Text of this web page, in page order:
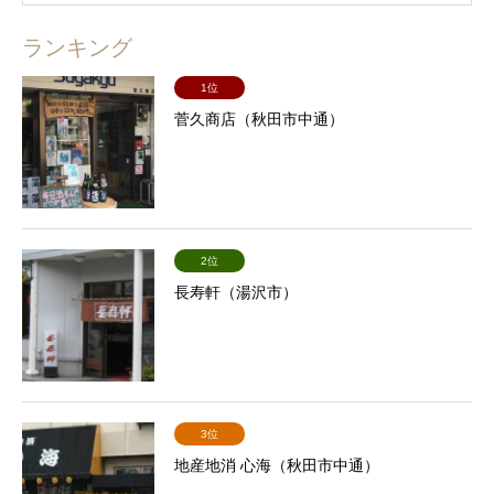
ランキング
1位
菅久商店（秋田市中通）
2位
長寿軒（湯沢市）
3位
地産地消 心海（秋田市中通）